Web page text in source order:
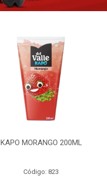
KAPO MORANGO 200ML
Código: 823